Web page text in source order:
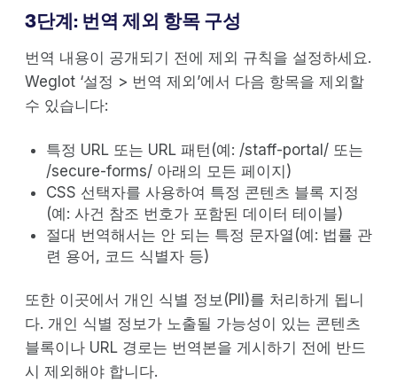
3단계: 번역 제외 항목 구성
번역 내용이 공개되기 전에 제외 규칙을 설정하세요.
Weglot ‘설정 > 번역 제외’에서 다음 항목을 제외할
수 있습니다:
특정 URL 또는 URL 패턴(예: /staff-portal/ 또는
/secure-forms/ 아래의 모든 페이지)
CSS 선택자를 사용하여 특정 콘텐츠 블록 지정
(예: 사건 참조 번호가 포함된 데이터 테이블)
절대 번역해서는 안 되는 특정 문자열(예: 법률 관
련 용어, 코드 식별자 등)
또한 이곳에서 개인 식별 정보(PII)를 처리하게 됩니
다. 개인 식별 정보가 노출될 가능성이 있는 콘텐츠
블록이나 URL 경로는 번역본을 게시하기 전에 반드
시 제외해야 합니다.